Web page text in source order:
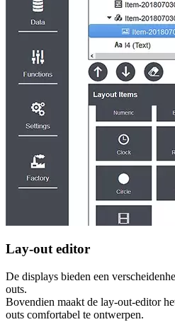
Lay-out editor
De displays bieden een
outs.
Bovendien maakt de lay-out-editor
outs comfortabel te ontwerpen.